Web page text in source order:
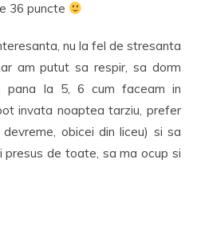
36 puncte
nu la fel de stresanta
am putut sa respir, sa dorm
pana la 5, 6 cum faceam in
invata noaptea tarziu, prefer
obicei din liceu) si sa
presus de toate, sa ma ocup si